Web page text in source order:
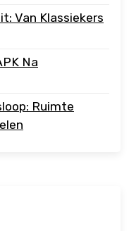
Van Klassiekers
Na
Ruimte